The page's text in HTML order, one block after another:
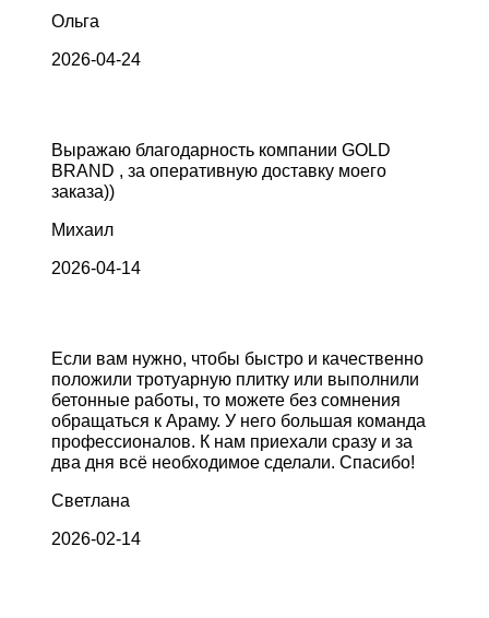
Ольга
2026-04-24
Выражаю благодарность компании GOLD
BRAND , за оперативную доставку моего
заказа))
Михаил
2026-04-14
Если вам нужно, чтобы быстро и качественно
положили тротуарную плитку или выполнили
бетонные работы, то можете без сомнения
обращаться к Араму. У него большая команда
профессионалов. К нам приехали сразу и за
два дня всё необходимое сделали. Спасибо!
Светлана
2026-02-14